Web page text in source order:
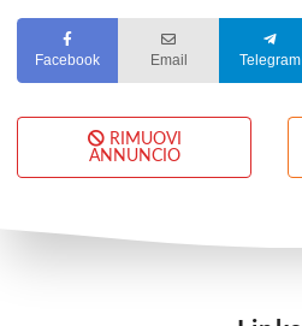
Facebook Email Telegram
RIMUOVI
ANNUNCIO